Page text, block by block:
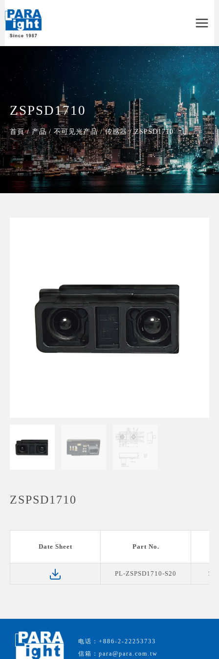
Menu
ZSPSD1710
首頁 / 产品 / 不可见光产品 / 传感器 / ZSPSD1710
ZSPSD1710
Date Sheet Part No.
PL-ZSPSD1710-S20
电话：+886-2-22253733
信箱：para@para.com.tw